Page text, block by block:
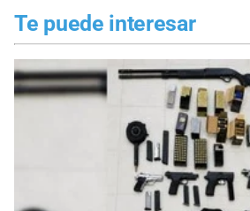
Te puede interesar